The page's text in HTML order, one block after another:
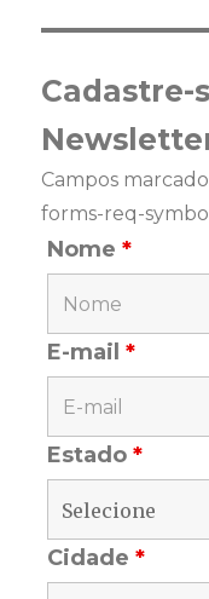
Cadastre-
Campos
forms-req-
Nome*
E-mail*
Estado*
Cidade*